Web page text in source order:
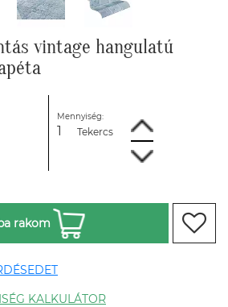
vintage hangulatú
Mennyiség:
Tekercs
rakom
KALKULÁTOR